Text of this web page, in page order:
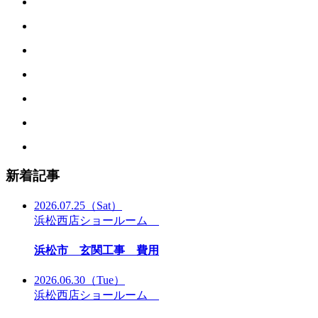
新着記事
2026.07.25 （Sat）
浜松西店ショールーム
浜松市 玄関工事 費用
2026.06.30 （Tue）
浜松西店ショールーム